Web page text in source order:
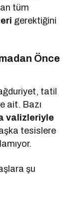
tüm
gerektiğini
Önce
tatil
ait. Bazı
valizleriyle
tesislere
şu